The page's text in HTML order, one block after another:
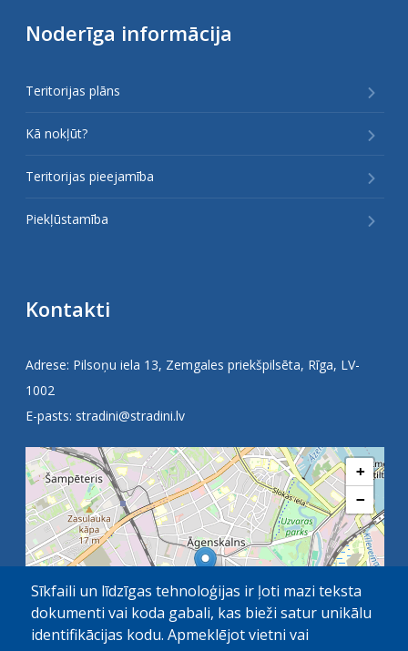
Noderīga informācija
Teritorijas plāns
Kā nokļūt?
Teritorijas pieejamība
Piekļūstamība
Kontakti
Adrese: Pilsoņu iela 13, Zemgales priekšpilsēta, Rīga, LV-
1002
E-pasts: stradini@stradini.lv
+
−
Sīkfaili un līdzīgas tehnoloģijas ir ļoti mazi teksta
dokumenti vai koda gabali, kas bieži satur unikālu
identifikācijas kodu. Apmeklējot vietni vai